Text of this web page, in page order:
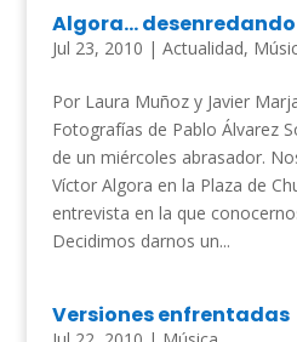
Algora…
Jul 23, 2010 | Actualidad,
Por Laura Muñoz y Javier
Fotografías de Pablo Álvarez
de un miércoles abrasador.
Víctor Algora en la Plaza de
entrevista en la que
Decidimos darnos un...
Versiones enfrentadas